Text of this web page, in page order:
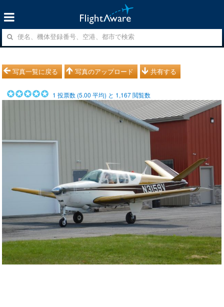
写真一覧に戻る 写真のアップロード 共有する
1 投票数 (5.00 平均) と 1,167閲覧数